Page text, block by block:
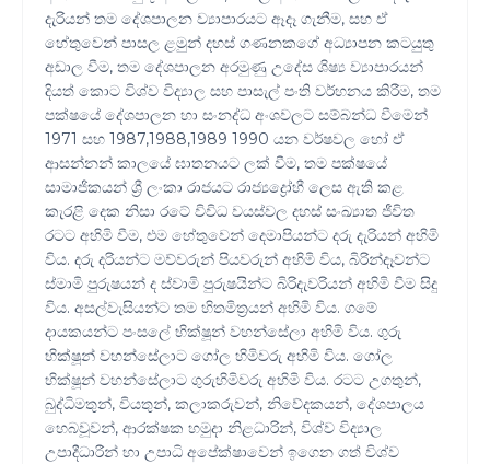
දැරියන් තම දේශපාලන ව්‍යාපාරයට ඈදෑ ගැනීම, සහ ඒ
හේතුවෙන් පාසල ළමුන් දහස් ගණනකගේ අධ්‍යාපන කටයුතු
අඩාල වීම, තම දේශපාලන අරමුණු උදේස ශිෂ්‍ය ව්‍යාපාරයන්
දියත් කොට විශ්ව විද්‍යාල සහ පාසැල් පංති වර්හනය කිරීම, තම
පක්ෂයේ දේශපාලන හා සංනද්ධ අංශවලට සම්බන්ධ වීමෙන්
1971 සහ 1987,1988,1989 1990 යන වර්ෂවල හෝ ඒ
ආසන්නන් කාලයේ ඝාතනයට ලක් වීම, තම පක්ෂයේ
සාමාජිකයන් ශ්‍රී ලංකා රාජයට රාජ්‍යද්‍රෝහී ලෙස ඇති කළ
කැරළි දෙක නිසා රටේ විවිධ වයස්වල දහස් සංඛ්‍යාත ජීවිත
රටට අහිමි වීම, එම හේතුවෙන් දෙමාපියන්ට දරු දැරියන් අහිමි
විය. දරු දරියන්ට මව්වරුන් පියවරුන් අහිමි විය, බිරින්දෑවන්ට
ස්මාමි පුරුෂයන් ද ස්වාමි පුරුෂයින්‍ට බිරිදැවරියන් අහිමි වීම සිදු
විය. අසල්වැසියන්ට තම හිතමිත්‍රයන් අහිමි විය. ගමේ
දායකයන්ට පංසලේ භික්ෂූන් වහන්සේලා අහිමි විය. ගුරු
භික්ෂූන් වහන්සේලාට ගෝල හිමිවරු අහිමි විය. ගෝල
භික්ෂූන් වහන්සේලාට ගුරුහිමිවරු අහිමි විය. ‍රටට උගතුන්,
බුද්ධිමතුන්, වියතුන්, කලාකරුවන්, නිවේදකයන්, දේශපාලය
හෙබවූවන්, ආරක්ෂක හමුදා නිළධාරින්, විශ්ව විද්‍යාල
උපාදීධාරීන් හා උපාධි අපේක්ෂාවෙන් ඉගෙන ගත් විශ්ව